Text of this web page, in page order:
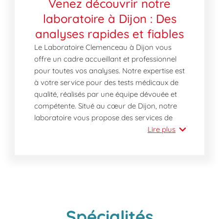
Venez découvrir notre
laboratoire à Dijon : Des
analyses rapides et fiables
Le Laboratoire Clemenceau à Dijon vous
offre un cadre accueillant et professionnel
pour toutes vos analyses. Notre expertise est
à votre service pour des tests médicaux de
qualité, réalisés par une équipe dévouée et
compétente. Situé au cœur de Dijon, notre
laboratoire vous propose des services de
proximité alliant rapidité et confidentialité.
accueilli avec bienveillance par notre
Lire plus